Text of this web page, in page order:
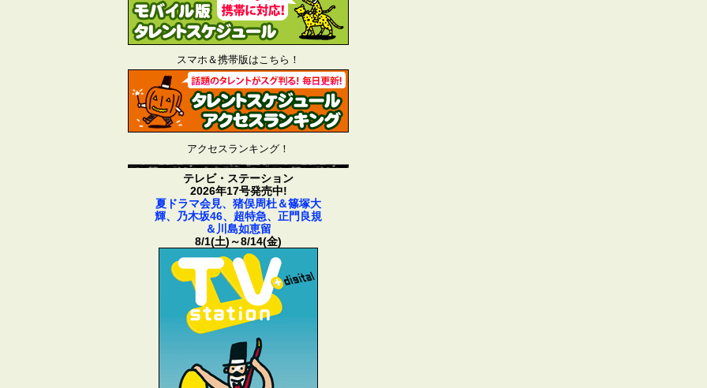
スマホ＆携帯版はこちら！
アクセスランキング！
テレビ・ステーション
2026年17号発売中!
夏ドラマ会見、猪俣周杜＆篠塚大
輝、乃木坂46、超特急、正門良規
＆川島如恵留
8/1(土)～8/14(金)